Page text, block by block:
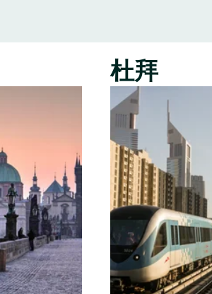
杜拜